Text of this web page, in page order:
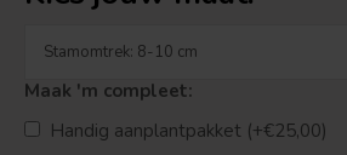
Maak 'm compleet:
Handig aanplantpakket (+€25,00)